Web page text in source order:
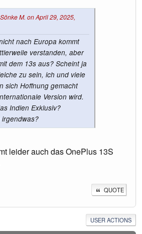
M. on April 29, 2025,
nach Europa kommt
verstanden, aber
dem 13s aus? Scheint ja
zu sein, ich und viele
sich Hoffnung gemacht
Version wird.
Indien Exklusiv?
irgendwas?
leider auch das OnePlus 13S
QUOTE
USER ACTIONS